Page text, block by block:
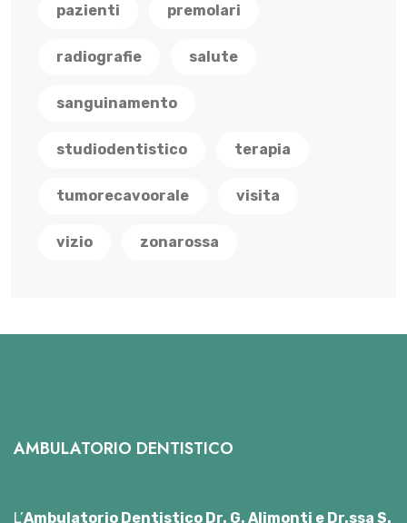
pazienti premolari
radiografie salute
sanguinamento
studiodentistico terapia
tumorecavoorale visita
vizio zonarossa
AMBULATORIO DENTISTICO
L’Ambulatorio Dentistico Dr. G. Alimonti e Dr.ssa S.